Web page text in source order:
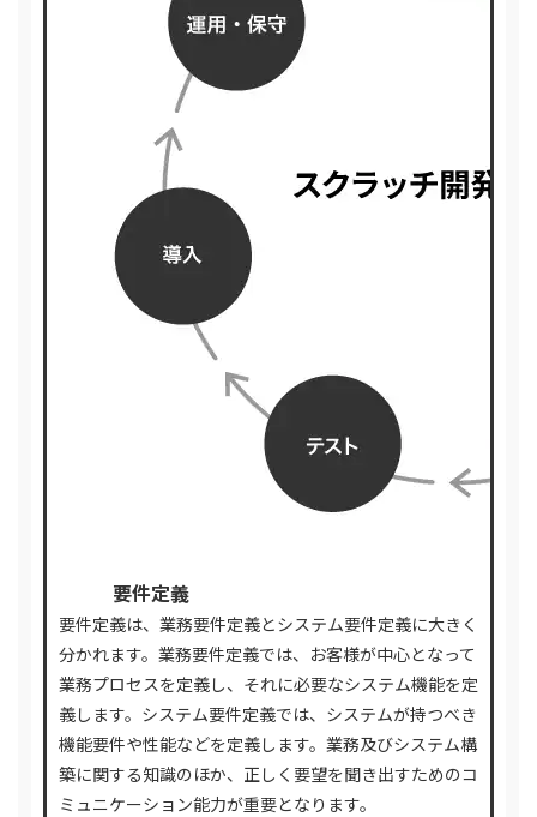
要件定義
要件定義は、業務要件定義とシステム要件定義に大きく
分かれます。業務要件定義では、お客様が中心となって
業務プロセスを定義し、それに必要なシステム機能を定
義します。システム要件定義では、システムが持つべき
機能要件や性能などを定義します。業務及びシステム構
築に関する知識のほか、正しく要望を聞き出すためのコ
ミュニケーション能力が重要となります。